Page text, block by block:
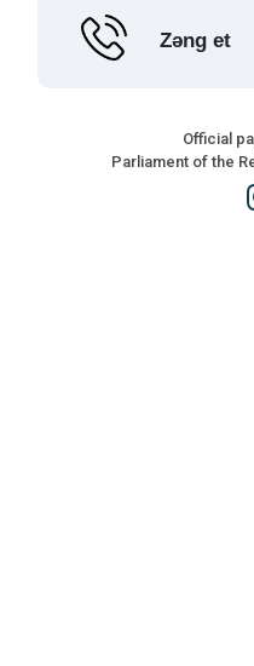
Zəng et
Official
Parliament of the